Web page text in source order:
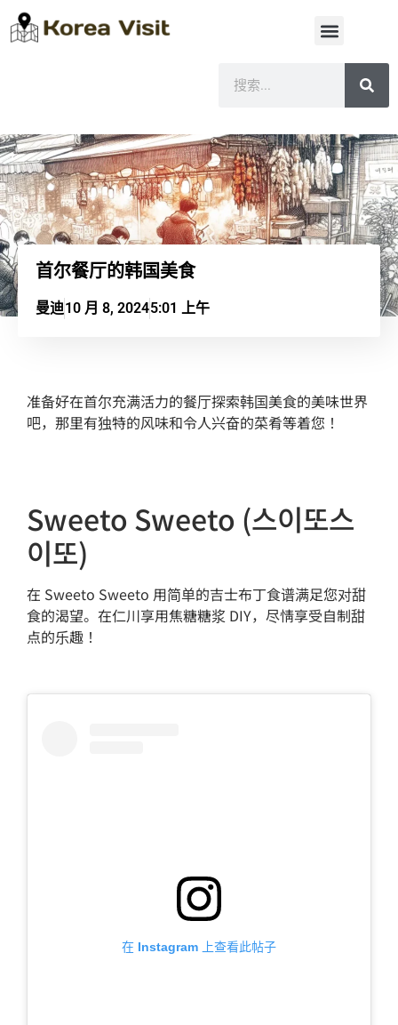
首尔餐厅的韩国美食
曼迪10 月 8, 20245:01 上午
准备好在首尔充满活力的餐厅探索韩国美食的美味世界
吧，那里有独特的风味和令人兴奋的菜肴等着您！
Sweeto Sweeto (스이또스
이또)
在 Sweeto Sweeto 用简单的吉士布丁食谱满足您对甜
食的渴望。在仁川享用焦糖糖浆 DIY，尽情享受自制甜
点的乐趣！
在 Instagram 上查看此帖子